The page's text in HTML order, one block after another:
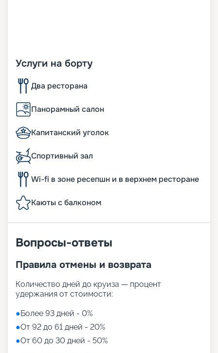
Услуги на борту
Два ресторана
Панорамный салон
Капитанский уголок
Спортивный зал
Wi-fi в зоне ресепшн и в верхнем ресторане
Каюты с балконом
Вопросы-ответы
Правила отмены и возврата
Количество дней до круиза — процент
удержания от стоимости:
●Более 93 дней - 0%
●От 92 до 61 дней - 20%
●От 60 до 30 дней - 50%